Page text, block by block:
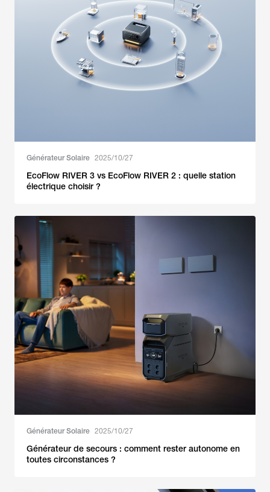
Générateur Solaire 2025/10/27
EcoFlow RIVER 3 vs EcoFlow RIVER 2 : quelle station
électrique choisir ?
Générateur Solaire 2025/10/27
Générateur de secours : comment rester autonome en
toutes circonstances ?